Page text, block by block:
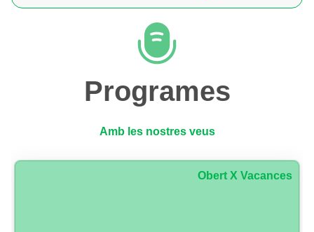
Programes
Amb les nostres veus
Obert X Vacances